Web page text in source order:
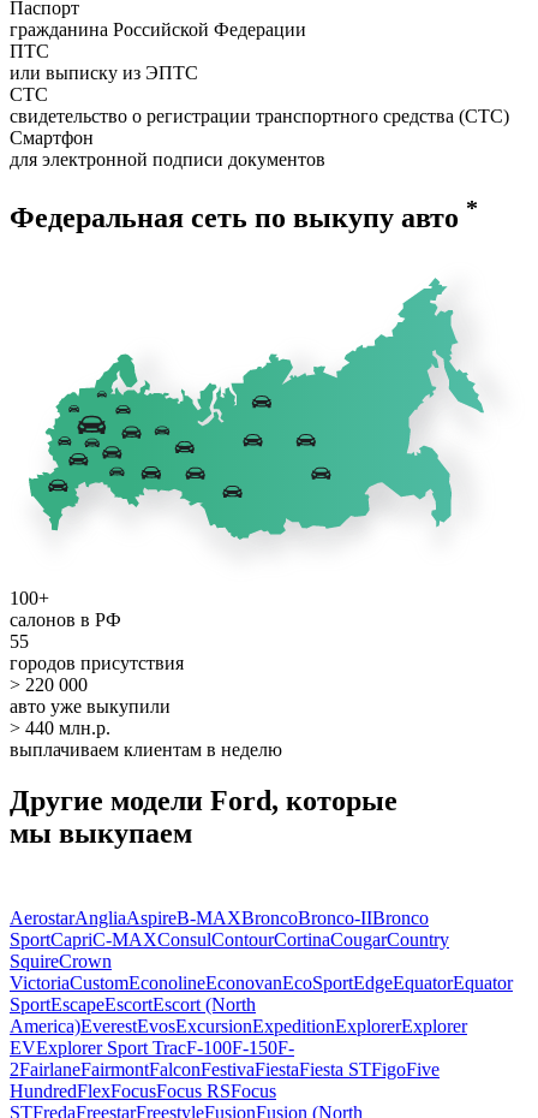
Паспорт
гражданина Российской Федерации
ПТС
или выписку из ЭПТС
СТС
свидетельство о регистрации транспортного средства (СТС)
Смартфон
для электронной подписи документов
Федеральная сеть по выкупу авто *
100+
салонов в РФ
55
городов присутствия
> 220 000
авто уже выкупили
> 440 млн.р.
выплачиваем клиентам в неделю
Другие модели Ford, которые
мы выкупаем
AerostarAngliaAspireB-MAXBroncoBronco-IIBronco
SportCapriC-MAXConsulContourCortinaCougarCountry
SquireCrown
VictoriaCustomEconolineEconovanEcoSportEdgeEquatorEquator
SportEscapeEscortEscort (North
America)EverestEvosExcursionExpeditionExplorerExplorer
EVExplorer Sport TracF-100F-150F-
2FairlaneFairmontFalconFestivaFiestaFiesta STFigoFive
HundredFlexFocusFocus RSFocus
STFredaFreestarFreestyleFusionFusion (North